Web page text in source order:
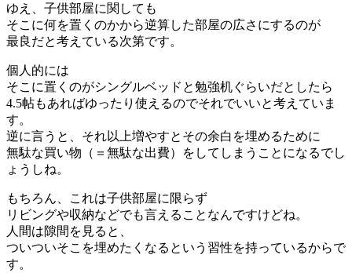
ゆえ、子供部屋に関しても
そこに何を置くのかから逆算した部屋の広さにするのが
最良だと考えている次第です。
個人的には
そこに置くのがシングルベッドと勉強机ぐらいだとしたら
4.5帖もあればゆったり使えるのでそれでいいと考えていま
す。
逆に言うと、それ以上増やすとその余白を埋めるために
無駄な買い物（＝無駄な出費）をしてしまうことになるでし
ょうしね。
もちろん、これは子供部屋に限らず
リビングや収納などでも言えることなんですけどね。
人間は隙間を見ると、
ついついそこを埋めたくなるという習性を持っているからで
す。